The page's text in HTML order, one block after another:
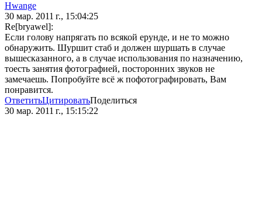
Hwange
30 мар. 2011 г., 15:04:25
Re[bryawel]:
Если голову напрягать по всякой ерунде, и не то можно
обнаружить. Шуршит стаб и должен шуршать в случае
вышесказанного, а в случае использования по назначению,
тоесть занятия фотографией, посторонних звуков не
замечаешь. Попробуйте всё ж пофотографировать, Вам
понравится.
ОтветитьЦитироватьПоделиться
30 мар. 2011 г., 15:15:22